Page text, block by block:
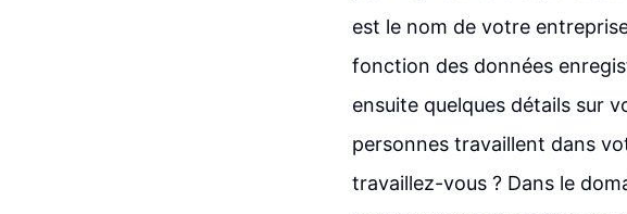
est le nom de votre
fonction des données
ensuite quelques détails sur
personnes travaillent dans
travaillez-vous ? Dans le